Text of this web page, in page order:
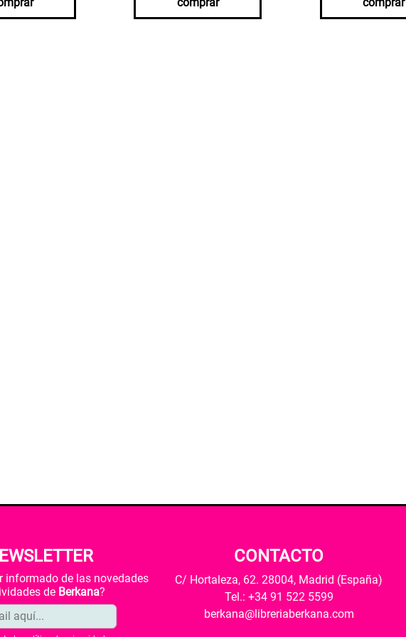
comprar comprar
informado de las novedades
de Berkana?
CONTACTO
C/ Hortaleza, 62. 28004, Madrid (España)
Tel.: +34 91 522 5599
berkana@libreriaberkana.com